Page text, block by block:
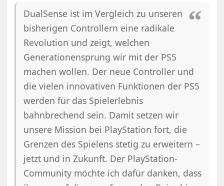
DualSense ist im Vergleich zu unseren
bisherigen Controllern eine radikale
Revolution und zeigt, welchen
Generationensprung wir mit der PS5
machen wollen. Der neue Controller und
die vielen innovativen Funktionen der PS5
werden für das Spielerlebnis
bahnbrechend sein. Damit setzen wir
unsere Mission bei PlayStation fort, die
Grenzen des Spielens stetig zu erweitern –
jetzt und in Zukunft. Der PlayStation-
Community möchte ich dafür danken, dass